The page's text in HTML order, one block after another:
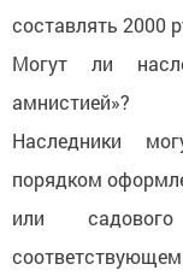
составлять 2000
Могут ли
амнистией»?
Наследники
порядком
или